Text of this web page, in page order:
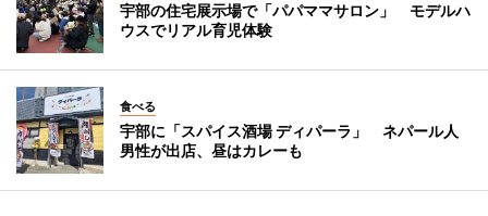
宇部の住宅展示場で「パパママサロン」 モデルハ
ウスでリアル育児体験
食べる
宇部に「スパイス酒場 ディパーラ」 ネパール人
男性が出店、昼はカレーも